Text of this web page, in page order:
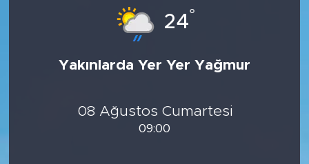
24°
Yakınlarda Yer Yer Yağmur
08 Ağustos Cumartesi
09:00
Sektör